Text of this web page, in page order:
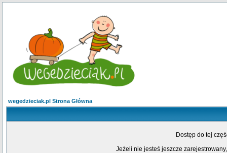
wegedzieciak.pl Strona Główna
Dostęp do tej
Jeżeli nie jesteś jeszcze